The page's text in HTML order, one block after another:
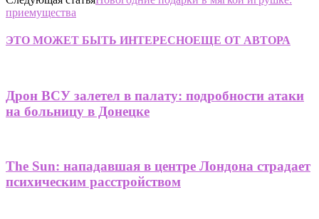
приемущества
ЭТО МОЖЕТ БЫТЬ ИНТЕРЕСНОЕЩЕ ОТ АВТОРА
Дрон ВСУ залетел в палату: подробности атаки
на больницу в Донецке
The Sun: нападавшая в центре Лондона страдает
психическим расстройством